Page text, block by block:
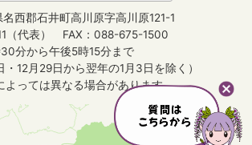
西郡石井町高川原字高川原121-1
代表）
FAX：088-675-1500
分から午後5時15分まで
・12月29日から翌年の1月3日を除く）
よっては異なる場合があります。